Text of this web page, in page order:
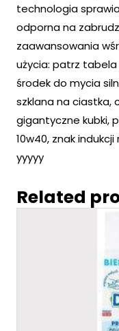
technologia
odporna na
zaawansowania
użycia: patrz
środek do mycia
szklana na ciastka,
gigantyczne kubki,
10w40, znak
yyyyy
Related